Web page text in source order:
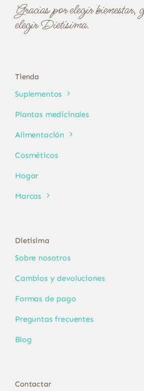
Gracias por elegir bienestar,
elegir Dietísima.
Tienda
Suplementos
Plantas medicinales
Alimentación
Cosméticos
Hogar
Marcas
Dietisima
Sobre nosotros
Cambios y devoluciones
Formas de pago
Preguntas frecuentes
Blog
Contactar